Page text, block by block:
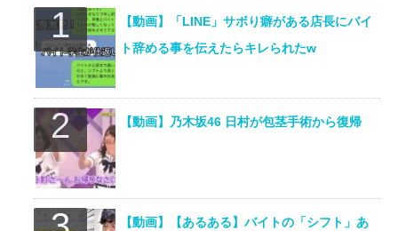
【動画】「LINE」サボり癖がある店長にバイ
ト辞める事を伝えたらキレられたw
【動画】乃木坂46 日村が包茎手術から復帰
【動画】【あるある】バイトの「シフト」あ